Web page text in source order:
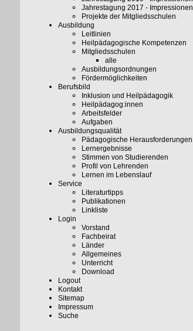
Jahrestagung 2017 - Impressionen
Projekte der Mitgliedsschulen
Ausbildung
Leitlinien
Heilpädagogische Kompetenzen
Mitgliedsschulen
alle
Ausbildungsordnungen
Fördermöglichkeiten
Berufsbild
Inklusion und Heilpädagogik
Heilpädagog:innen
Arbeitsfelder
Aufgaben
Ausbildungsqualität
Pädagogische Herausforderungen
Lernergebnisse
Stimmen von Studierenden
Profil von Lehrenden
Lernen im Lebenslauf
Service
Literaturtipps
Publikationen
Linkliste
Login
Vorstand
Fachbeirat
Länder
Allgemeines
Unterricht
Download
Logout
Kontakt
Sitemap
Impressum
Suche